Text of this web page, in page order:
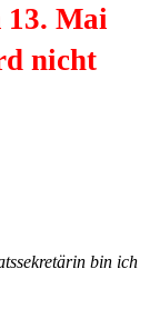
13. Mai
nicht
bin ich